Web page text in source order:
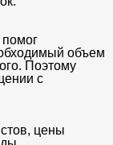
объем
Поэтому
с
цены